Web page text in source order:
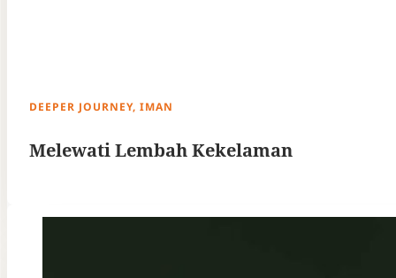
DEEPER JOURNEY, IMAN
Melewati Lembah Kekelaman